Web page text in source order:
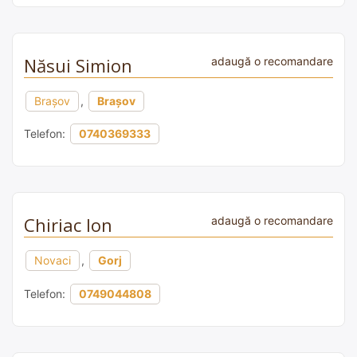
Năsui Simion adaugă o recomandare
Brașov , Brașov
Telefon: 0740369333
Chiriac Ion adaugă o recomandare
Novaci , Gorj
Telefon: 0749044808